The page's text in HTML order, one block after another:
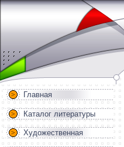
Главная
Каталог литературы
Художественная